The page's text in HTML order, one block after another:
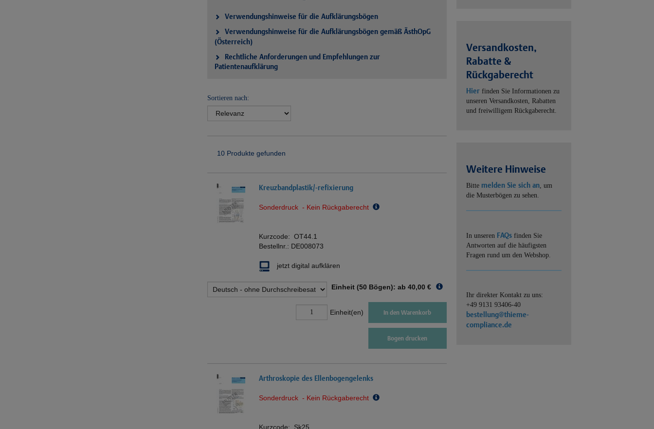
Verwendungshinweise für die Aufklärungsbögen
Verwendungshinweise für die Aufklärungsbögen gemäß ÄsthOpG
(Österreich)
Rechtliche Anforderungen und Empfehlungen zur
Patientenaufklärung
Sortieren nach:
10 Produkte gefunden
Kreuzbandplastik/-refixierung
Sonderdruck - Kein Rückgaberecht
Kurzcode: OT44.1
Bestellnr.: DE008073
jetzt digital aufklären
Einheit (50 Bögen): ab 40,00 €
Einheit(en) In den Warenkorb
Bogen drucken
Arthroskopie des Ellenbogengelenks
Sonderdruck - Kein Rückgaberecht
Kurzcode: Sk25
Versandkosten,
Rabatte &
Rückgaberecht
Hier finden Sie Informationen zu
unseren Versandkosten, Rabatten
und freiwilligem Rückgaberecht.
Weitere Hinweise
Bitte melden Sie sich an, um
die Musterbögen zu sehen.
In unseren FAQs finden Sie
Antworten auf die häufigsten
Fragen rund um den Webshop.
Ihr direkter Kontakt zu uns:
+49 9131 93406-40
bestellung@thieme-
compliance.de